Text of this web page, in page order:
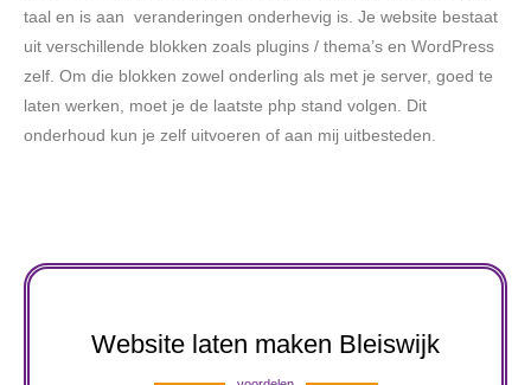
taal en is aan veranderingen onderhevig is. Je website bestaat
uit verschillende blokken zoals plugins / thema’s en WordPress
zelf. Om die blokken zowel onderling als met je server, goed te
laten werken, moet je de laatste php stand volgen. Dit
onderhoud kun je zelf uitvoeren of aan mij uitbesteden.
Website laten maken Bleiswijk